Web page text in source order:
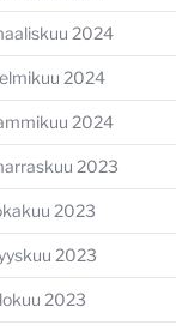
2024
2024
2024
2023
2023
2023
2023